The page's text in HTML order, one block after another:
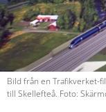
Bild från en Trafikverket-
till Skellefteå. Foto: